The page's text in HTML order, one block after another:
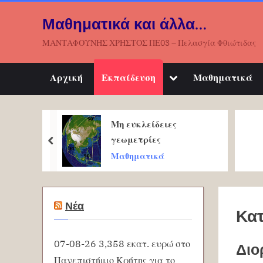
Μαθηματικά και άλλα…
ΜΑΝΤΑΦΟΥΝΗΣ ΧΡΗΣΤΟΣ ΠΕ03 – Πελασγία Φθιώτιδας
Αρχική Εκπαίδευση Toggle
menu
Μαθηματικά
Μη ευκλείδειες
γεωμετρίες
Μαθηματικά
prev
Νέα
07-08-26 3,358 εκατ. ευρώ στο
Πανεπιστήμιο Κρήτης για το